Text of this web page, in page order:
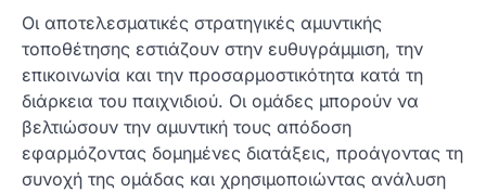
Οι αποτελεσματικές στρατηγικές αμυντικής
τοποθέτησης εστιάζουν στην ευθυγράμμιση, την
επικοινωνία και την προσαρμοστικότητα κατά τη
διάρκεια του παιχνιδιού. Οι ομάδες μπορούν να
βελτιώσουν την αμυντική τους απόδοση
εφαρμόζοντας δομημένες διατάξεις, προάγοντας τη
συνοχή της ομάδας και χρησιμοποιώντας ανάλυση